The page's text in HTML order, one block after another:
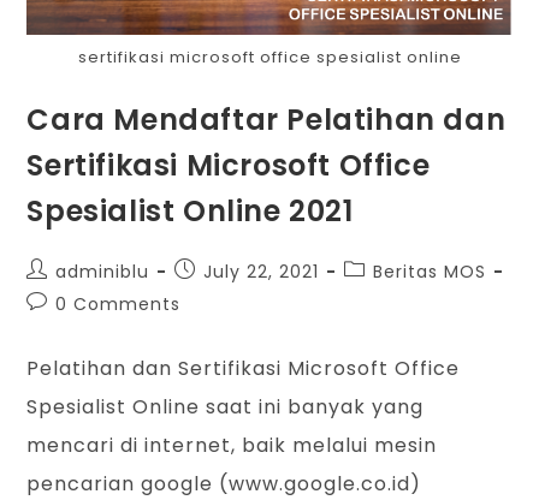
sertifikasi microsoft office spesialist online
Cara Mendaftar Pelatihan dan
Sertifikasi Microsoft Office
Spesialist Online 2021
adminiblu July 22, 2021
Beritas MOS
0 Comments
Pelatihan dan Sertifikasi Microsoft Office
Spesialist Online saat ini banyak yang
mencari di internet, baik melalui mesin
pencarian google (www.google.co.id)